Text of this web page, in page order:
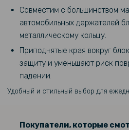
Чехол - книжка N.BEKUS Leather PU для
144 грн
169 грн
4G / 5G
Совместим с большинством
автомобильных держателей
металлическому кольцу.
Приподнятые края вокруг
защиту и уменьшают риск
падении.
Удобный и стильный выбор для
Покупатели, которые